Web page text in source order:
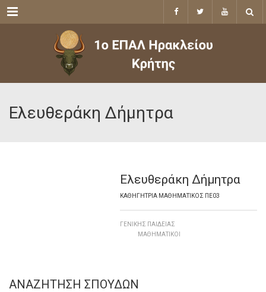
Menu
Ελευθεράκη Δήμητρα
Ελευθεράκη Δήμητρα
ΚΑΘΗΓΉΤΡΙΑ ΜΑΘΗΜΑΤΙΚΌΣ ΠΕ03
ΓΕΝΙΚΉΣ ΠΑΙΔΕΊΑΣ
ΜΑΘΗΜΑΤΙΚΟΊ
ΑΝΑΖΉΤΗΣΗ ΣΠΟΥΔΏΝ